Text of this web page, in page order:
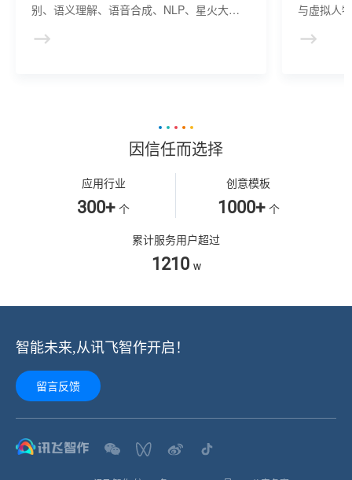
别、语义理解、语音合成、NLP、星火大模
建、AI驱动、多模态交互的多场景虚拟人产
与虚拟人
景，可广
因信任而选择
应用行业
300+ 个
创意模板
1000+ 个
累计服务用户超过
1210 w
智能未来,从讯飞智作开启！
留言反馈